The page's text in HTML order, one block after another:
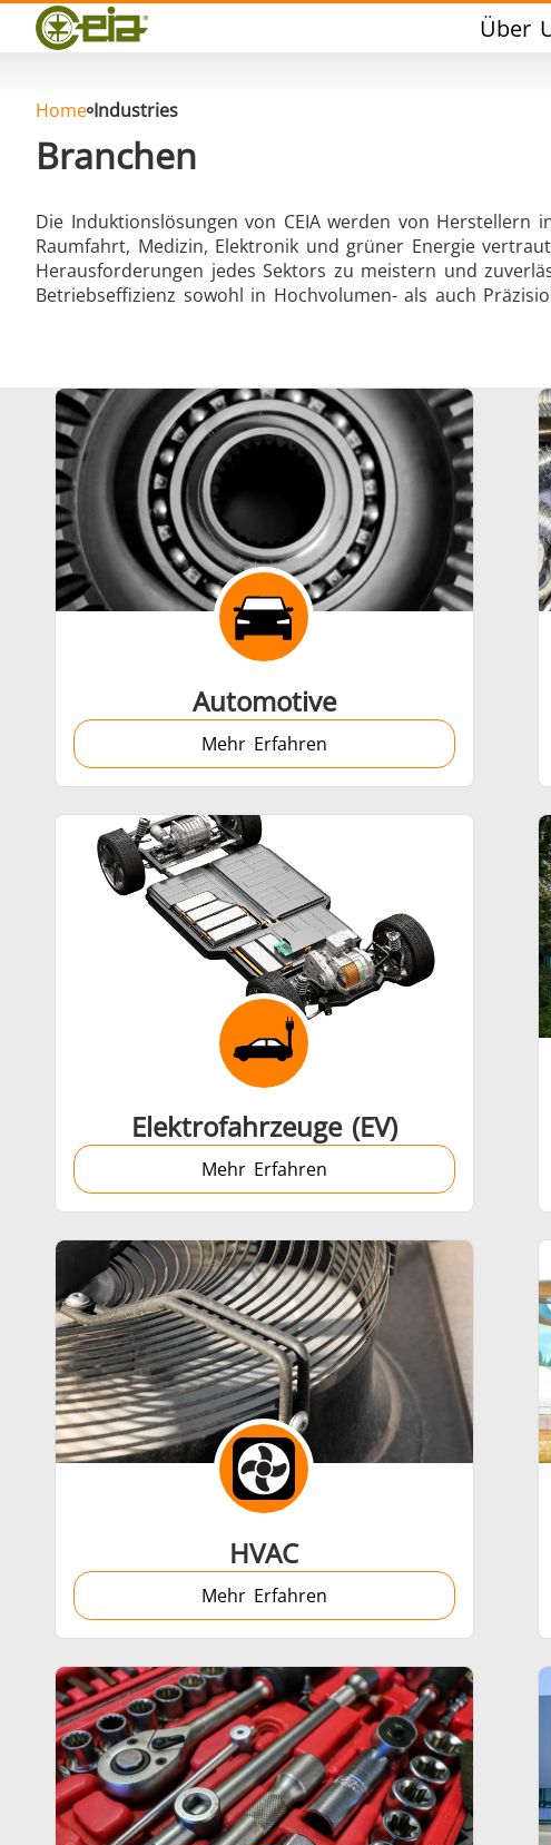
Über
Qualität
Veranstaltungen
FAQ
Hartlöten
Aluminumlöten
Schrumpfverbindung
Generator mit Controller
Serie SH
Automotive
Grüne Energie
Medizin und Pharma
Home Industries
Branchen
Die Induktionslösungen von CEIA werden von
Raumfahrt, Medizin, Elektronik und grüner Energie
Herausforderungen jedes Sektors zu meistern und
Betriebseffizienz sowohl in Hochvolumen- als auch
Automotive
Mehr Erfahren
Elektrofahrzeuge (EV)
Mehr Erfahren
HVAC
Mehr Erfahren